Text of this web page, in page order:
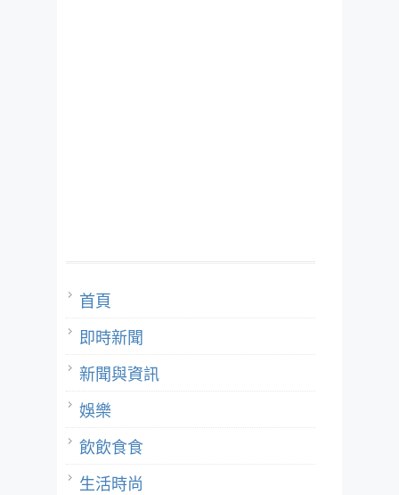
首頁
即時新聞
新聞與資訊
娛樂
飲飲食食
生活時尚